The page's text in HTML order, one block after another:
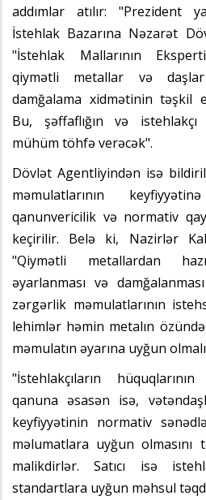
addımlar atılır: "Prezident
İstehlak Bazarına Nəzarət
"İstehlak Mallarının
qiymətli metallar və
damğalama xidmətinin təşkil
Bu, şəffaflığın və istehlakçı
mühüm töhfə verəcək".
Dövlət Agentliyindən isə
məmulatlarının
qanunvericilik və normativ
keçirilir. Belə ki, Nazirlər
"Qiymətli metallardan
əyarlanması və
zərgərlik məmulatlarının
lehimlər həmin metalın
məmulatın əyarına uyğun
"İstehlakçıların
qanuna əsasən isə,
keyfiyyətinin normativ
məlumatlara uyğun
malikdirlər. Satıcı isə
standartlara uyğun məhsul